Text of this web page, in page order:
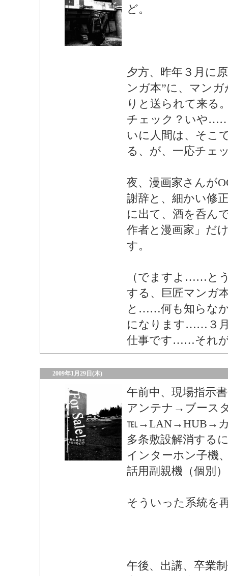
ど。
夕方、昨年３月に
ンガ本”に、マン
りと送られて来る
チェック？いや
いに人間は、そこ
る、が、一応チェ
夜、漫画家さんが
謝辞と、細かい修
に出て、酒を呑ん
作者と漫画家」だ
す。
（でますよ……と
する、巨匠マンガ
と……何も知らな
になります……３
仕事です……それ
2009年1月29日(木)
午前中、現場指示
アンテナ→ブー
℡→LAN→HUB→カ
多条敷設解消す
インターホン子機
話用副親機（個別
そういった系統を
午後、出講、卒業